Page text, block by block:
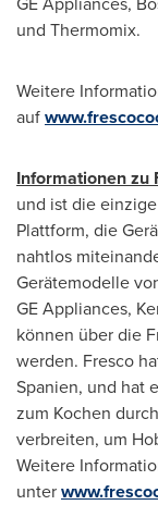
und Thermomix.
Weitere
auf
Informationen zu
und ist die
Plattform, die
nahtlos
Gerätemodelle
GE Appliances,
können über die
werden. Fresco
Spanien, und hat
zum Kochen
verbreiten, um
Weitere
unter